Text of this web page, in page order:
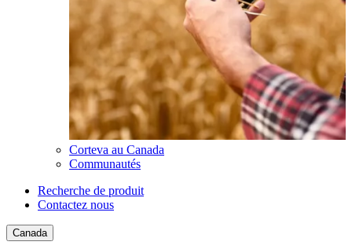
Corteva au Canada
Communautés
Recherche de produit
Contactez nous
Canada